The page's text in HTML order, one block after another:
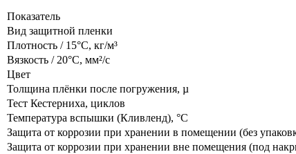
Показатель
Вид защитной пленки
Плотность / 15°С, кг/м³
Вязкость / 20°С, мм²/с
Цвет
Толщина плёнки после погружения, µ
Тест Кестерниха, циклов
Температура вспышки (Кливленд), °С
Защита от коррозии при хранении в помещении (без
Защита от коррозии при хранении вне помещения (под